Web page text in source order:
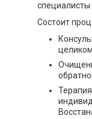
специалисты
Состоит